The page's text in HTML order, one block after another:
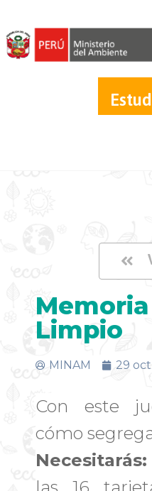
Limpio
MINAM 29
Con este
cómo
Necesitarás: